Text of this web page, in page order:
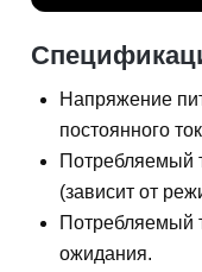
Напряжение
постоянного
Потребляемый
(зависит от
Потребляемый
ожидания.